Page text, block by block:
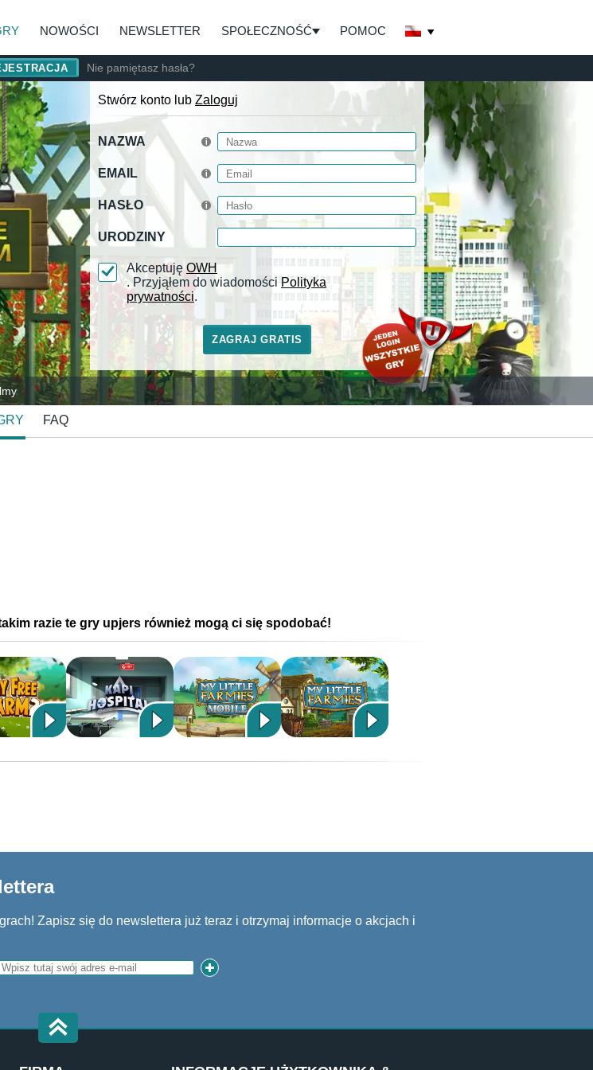
NOWOŚCI NEWSLETTER SPOŁECZNOŚĆ POMOC
Nie pamiętasz hasła?
Stwórz konto lub Zaloguj
NAZWA
EMAIL
HASŁO
URODZINY
AkceptujęOWH
. Przyjąłem do wiadomościPolityka
prywatności.
FAQ
razie te gry upjers również mogą ci się spodobać!
Zapisz się do newslettera już teraz i otrzymaj informacje o akcjach i